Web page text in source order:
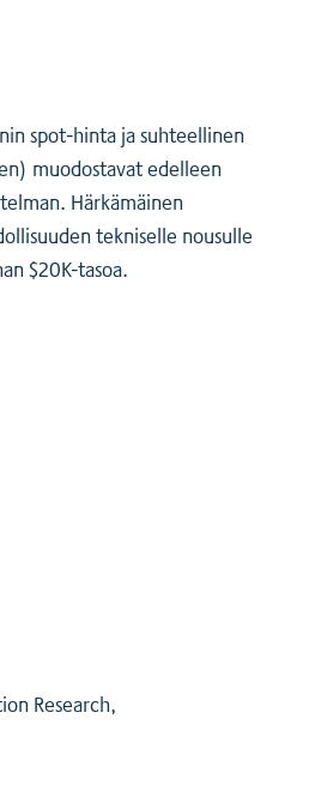
spot-hinta ja suhteellinen
muodostavat edelleen
Härkämäinen
tekniselle nousulle
$20K-tasoa.
Research,